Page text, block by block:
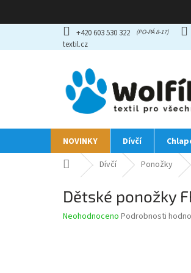
obsah
+420 603 530 322
textil.cz
NOVINKY Dívčí
Domů Dívčí Ponožky
Dětské ponožky
Průměrné
Neohodnoceno Podrobnosti